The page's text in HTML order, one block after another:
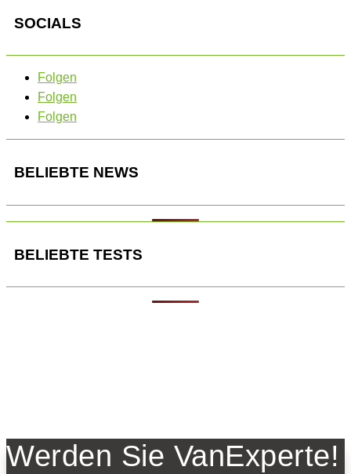
SOCIALS
Folgen
Folgen
Folgen
BELIEBTE NEWS
BELIEBTE TESTS
Werden Sie VanExperte!